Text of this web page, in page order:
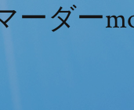
ーダー